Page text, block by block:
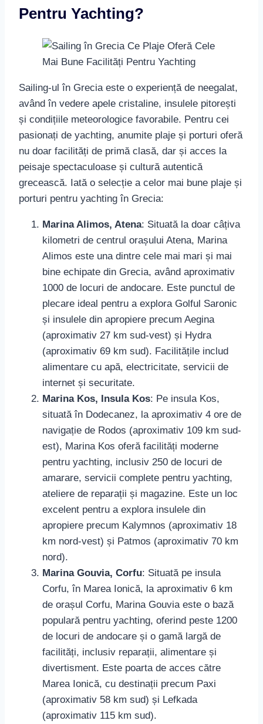
Pentru Yachting?
Sailing-ul în Grecia este o experiență de neegalat,
având în vedere apele cristaline, insulele pitorești
și condițiile meteorologice favorabile. Pentru cei
pasionați de yachting, anumite plaje și porturi oferă
nu doar facilități de primă clasă, dar și acces la
peisaje spectaculoase și cultură autentică
grecească. Iată o selecție a celor mai bune plaje și
porturi pentru yachting în Grecia:
Marina Alimos, Atena: Situată la doar câțiva
kilometri de centrul orașului Atena, Marina
Alimos este una dintre cele mai mari și mai
bine echipate din Grecia, având aproximativ
1000 de locuri de andocare. Este punctul de
plecare ideal pentru a explora Golful Saronic
și insulele din apropiere precum Aegina
(aproximativ 27 km sud-vest) și Hydra
(aproximativ 69 km sud). Facilitățile includ
alimentare cu apă, electricitate, servicii de
internet și securitate.
Marina Kos, Insula Kos: Pe insula Kos,
situată în Dodecanez, la aproximativ 4 ore de
navigație de Rodos (aproximativ 109 km sud-
est), Marina Kos oferă facilități moderne
pentru yachting, inclusiv 250 de locuri de
amarare, servicii complete pentru yachting,
ateliere de reparații și magazine. Este un loc
excelent pentru a explora insulele din
apropiere precum Kalymnos (aproximativ 18
km nord-vest) și Patmos (aproximativ 70 km
nord).
Marina Gouvia, Corfu: Situată pe insula
Corfu, în Marea Ionică, la aproximativ 6 km
de orașul Corfu, Marina Gouvia este o bază
populară pentru yachting, oferind peste 1200
de locuri de andocare și o gamă largă de
facilități, inclusiv reparații, alimentare și
divertisment. Este poarta de acces către
Marea Ionică, cu destinații precum Paxi
(aproximativ 58 km sud) și Lefkada
(aproximativ 115 km sud).